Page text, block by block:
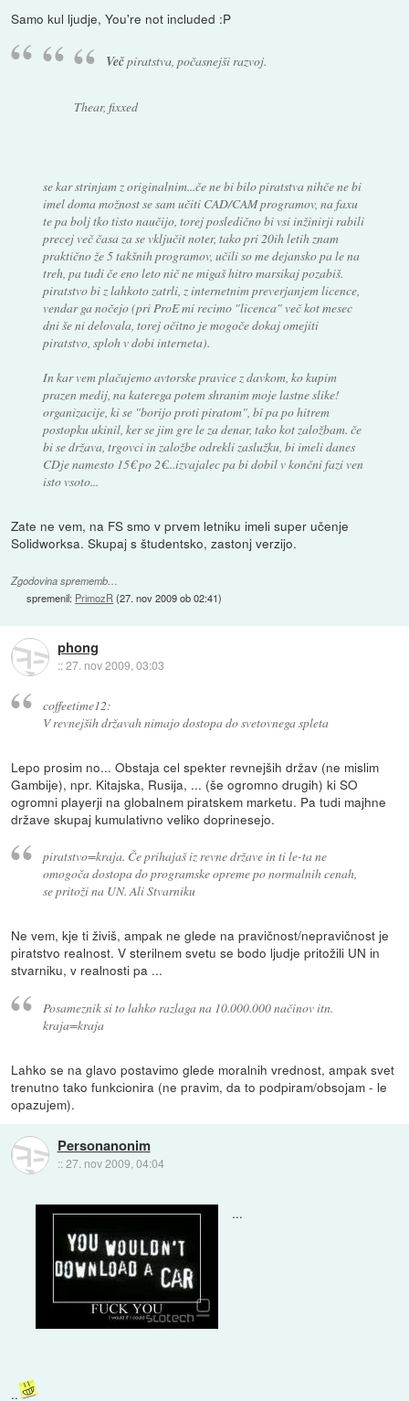
Samo kul ljudje, You're not included :P
Večpiratstva, počasnejši razvoj.
Thear, fixxed
se kar strinjam z originalnim...če ne bi bilo piratstva nihče ne bi
imel doma možnost se sam učiti CAD/CAM programov, na faxu
te pa bolj tko tisto naučijo, torej posledično bi vsi inžinirji rabili
precej več časa za se vključit noter, tako pri 20ih letih znam
praktično že 5 takšnih programov, učili so me dejansko pa le na
treh, pa tudi če eno leto nič ne migaš hitro marsikaj pozabiš.
piratstvo bi z lahkoto zatrli, z internetnim preverjanjem licence,
vendar ga nočejo (pri ProE mi recimo "licenca" več kot mesec
dni še ni delovala, torej očitno je mogoče dokaj omejiti
piratstvo, sploh v dobi interneta).
In kar vem plačujemo avtorske pravice z davkom, ko kupim
prazen medij, na katerega potem shranim moje lastne slike!
organizacije, ki se "borijo proti piratom", bi pa po hitrem
postopku ukinil, ker se jim gre le za denar, tako kot založbam. če
bi se država, trgovci in založbe odrekli zaslužku, bi imeli danes
CDje namesto 15€ po 2€...izvajalec pa bi dobil v končni fazi ven
isto vsoto...
Zate ne vem, na FS smo v prvem letniku imeli super učenje
Solidworksa. Skupaj s študentsko, zastonj verzijo.
Zgodovina sprememb…
spremenil: PrimozR (27. nov 2009 ob 02:41)
phong
::27. nov 2009, 03:03
coffeetime12:
V revnejših državah nimajo dostopa do svetovnega spleta
Lepo prosim no... Obstaja cel spekter revnejših držav (ne mislim
Gambije), npr. Kitajska, Rusija, ... (še ogromno drugih) ki SO
ogromni playerji na globalnem piratskem marketu. Pa tudi majhne
države skupaj kumulativno veliko doprinesejo.
piratstvo=kraja. Če prihajaš iz revne države in ti le-ta ne
omogoča dostopa do programske opreme po normalnih cenah,
se pritoži na UN. Ali Stvarniku
Ne vem, kje ti živiš, ampak ne glede na pravičnost/nepravičnost je
piratstvo realnost. V sterilnem svetu se bodo ljudje pritožili UN in
stvarniku, v realnosti pa ...
Posameznik si to lahko razlaga na 10.000.000 načinov itn.
kraja=kraja
Lahko se na glavo postavimo glede moralnih vrednost, ampak svet
trenutno tako funkcionira (ne pravim, da to podpiram/obsojam - le
opazujem).
Personanonim
::27. nov 2009, 04:04
...
..